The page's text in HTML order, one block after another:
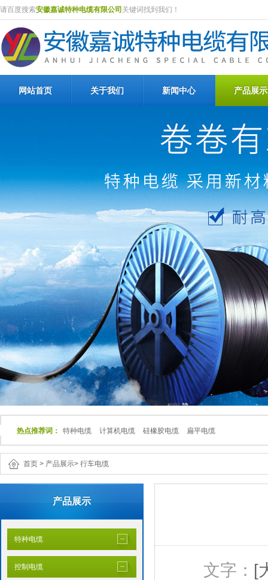
请百度搜索安徽嘉诚特种电缆有限公司 关键词找到我们！
网站首页 关于我们 新闻中心 产品展示
热点推荐词： 特种电缆 计算机电缆 硅橡胶电缆 扁平电缆
首页 > 产品展示> 行车电缆
产品展示
特种电缆
控制电缆 文字： [